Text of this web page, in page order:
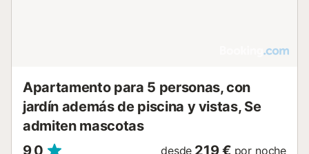
Apartamento para 5 personas, con
jardín además de piscina y vistas, Se
admiten mascotas
9,0
desde 219 € por noche